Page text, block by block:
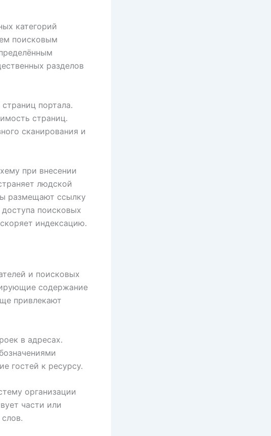
категорий
поисковым
разделов
портала.
страниц.
сканирования и
при внесении
людской
размещают ссылку
поисковых
индексацию.
и поисковых
содержание
привлекают
в адресах.
гостей к ресурсу.
организации
части или